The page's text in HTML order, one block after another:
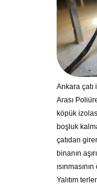
Ankara çatı
Arası
köpük
boşluk
çatıdan
binanın
Yalıtım